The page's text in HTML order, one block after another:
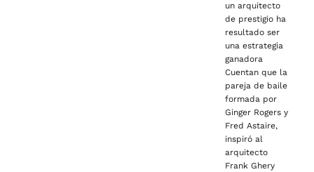
un arquitecto
de prestigio ha
resultado ser
una estrategia
ganadora
Cuentan que la
pareja de baile
formada por
Ginger Rogers y
Fred Astaire,
inspiró al
arquitecto
Frank Ghery